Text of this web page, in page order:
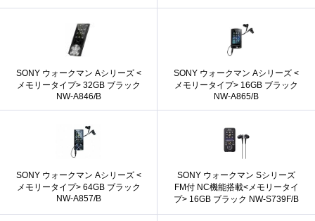
SONY ウォークマン Aシリーズ <
メモリータイプ> 32GB ブラック
NW-A846/B
SONY ウォークマン Aシリーズ <
メモリータイプ> 16GB ブラック
NW-A865/B
SONY ウォークマン Aシリーズ <
メモリータイプ> 64GB ブラック
NW-A857/B
SONY ウォークマン Sシリーズ
FM付 NC機能搭載<メモリータイ
プ> 16GB ブラック NW-S739F/B